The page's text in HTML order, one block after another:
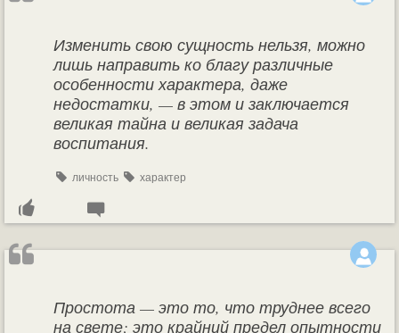
Изменить свою сущность нельзя, можно
лишь направить ко благу различные
особенности характера, даже
недостатки, — в этом и заключается
великая тайна и великая задача
воспитания.
личность характер
Простота — это то, что труднее всего
на свете; это крайний предел опытности